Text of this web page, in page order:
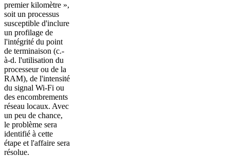
premier kilomètre »,
soit un processus
susceptible d'inclure
un profilage de
l'intégrité du point
de terminaison (c.-
à-d. l'utilisation du
processeur ou de la
RAM), de l'intensité
du signal Wi-Fi ou
des encombrements
réseau locaux. Avec
un peu de chance,
le problème sera
identifié à cette
étape et l'affaire sera
résolue.